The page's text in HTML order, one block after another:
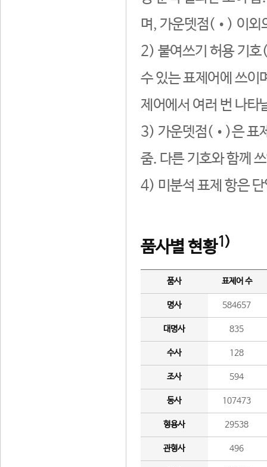
며, 가운뎃점(•) 이외
2) 붙여쓰기 허용 기호
수 있는 표제어에 쓰이
제어에서 여러 번 나타
3) 가운뎃점(•)은 표
줌. 다른 기호와 함께
4) 미분석 표제 항은
품사별 현황1)
품사 표제어 수
명사 584657
대명사 835
수사 128
조사 594
동사 107473
형용사 29538
관형사 496